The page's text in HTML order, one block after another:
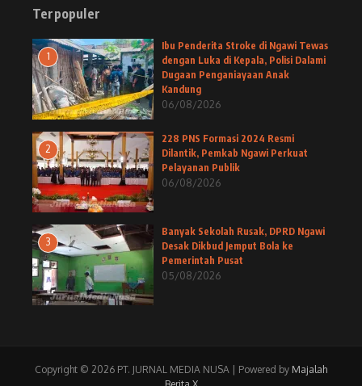
Terpopuler
1
Ibu Penderita Stroke di Ngawi Tewas
dengan Luka di Kepala, Polisi Dalami
Dugaan Penganiayaan Anak
Kandung
06/08/2026
2
228 PNS Formasi 2024 Resmi
Dilantik, Pemkab Ngawi Perkuat
Pelayanan Publik
06/08/2026
3
Banyak Sekolah Rusak, DPRD Ngawi
Desak Dikbud Jemput Bola ke
Pemerintah Pusat
05/08/2026
Copyright © 2026 PT. JURNAL MEDIA NUSA | Powered by Majalah